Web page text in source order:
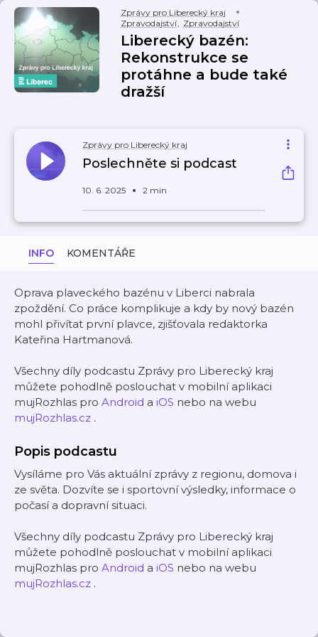
Zprávy pro Liberecký kraj
Zpravodajství, Zpravodajství
Liberecký bazén:
Rekonstrukce se
protáhne a bude také
dražší
Zprávy pro Liberecký kraj
Poslechněte si podcast
10. 6. 2025 2 min
INFO KOMENTÁŘE
Oprava plaveckého bazénu v Liberci nabrala
zpoždění. Co práce komplikuje a kdy by nový bazén
mohl přivítat první plavce, zjišťovala redaktorka
Kateřina Hartmanová.
Všechny díly podcastu Zprávy pro Liberecký kraj
můžete pohodlně poslouchat v mobilní aplikaci
mujRozhlas pro Android a iOS nebo na webu
mujRozhlas.cz .
Popis podcastu
Vysíláme pro Vás aktuální zprávy z regionu, domova i
ze světa. Dozvíte se i sportovní výsledky, informace o
počasí a dopravní situaci.
Všechny díly podcastu Zprávy pro Liberecký kraj
můžete pohodlně poslouchat v mobilní aplikaci
mujRozhlas pro Android a iOS nebo na webu
mujRozhlas.cz .